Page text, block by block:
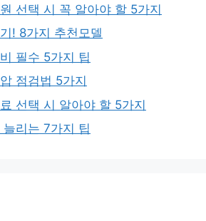
선택 시 꼭 알아야 할 5가지
! 8가지 추천모델
필수 5가지 팁
점검법 5가지
선택 시 알아야 할 5가지
리는 7가지 팁